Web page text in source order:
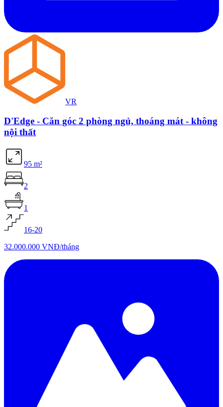
VR
D'Edge - Căn góc 2 phòng ngủ, thoáng mát - không
nội thất
95 m²
2
1
16-20
32.000.000 VNĐ/tháng